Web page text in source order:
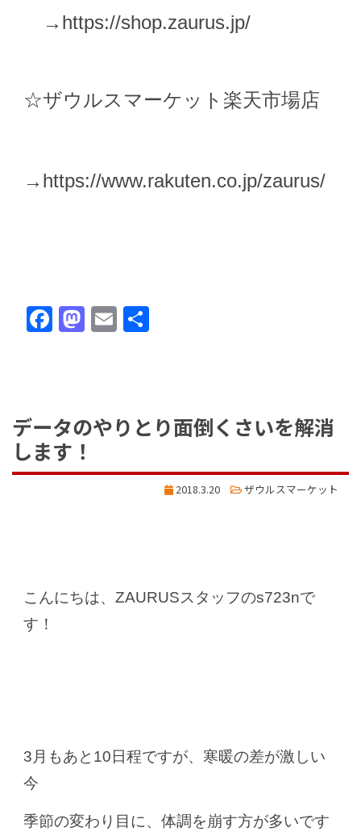
→ https://shop.zaurus.jp/
☆ザウルスマーケット楽天市場店
→ https://www.rakuten.co.jp/zaurus/
Facebook
Mastodon
Email
データのやりとり面倒くさいを解消
します！
2018.3.20 ザウルスマーケット
こんにちは、ZAURUSスタッフのs723nで
す！
3月もあと10日程ですが、寒暖の差が激しい
今
季節の変わり目に、体調を崩す方が多いです